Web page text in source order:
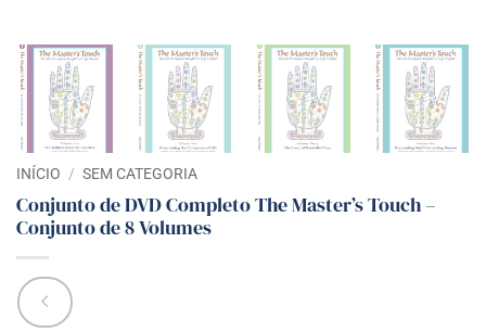
INÍCIO / SEM CATEGORIA
Conjunto de DVD Completo The Master’s Touch –
Conjunto de 8 Volumes